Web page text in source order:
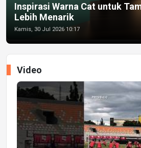
Inspirasi Warna Cat untuk
Lebih Menarik
Kamis, 30 Jul 2026 10:17
Video